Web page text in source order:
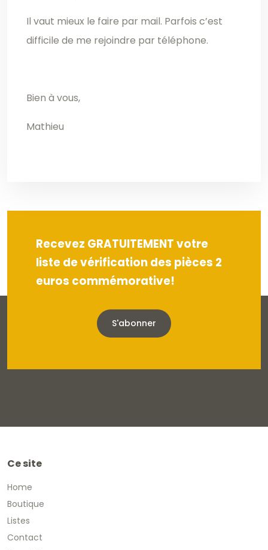
Il vaut mieux le faire par mail. Parfois c’est
difficile de me rejoindre par téléphone.
Bien à vous,
Mathieu
Recevez GRATUITEMENT votre
liste de vérification des pièces 2
euros commémorative!
S'abonner
Ce site
Home
Boutique
Listes
Contact